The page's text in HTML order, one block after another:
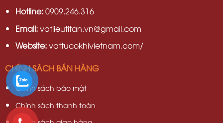
Hotline:0909.246.316
Email:vatlieutitan.vn@gmail.com
Website:vattucokhivietnam.com/
CHÍNH SÁCH BÁN HÀNG
Chính sách bảo mật
Chính sách thanh toán